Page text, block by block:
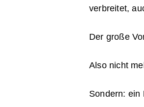
verbreitet,
Der große
Also nicht
Sondern: ein